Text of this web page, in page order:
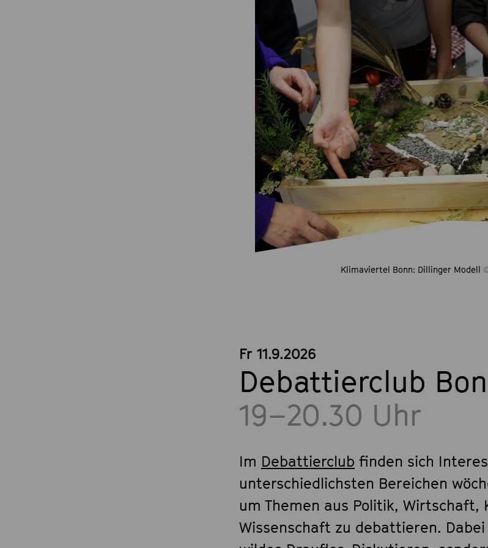
Klimaviertel Bonn: Dillinger Modell
Fr 11.9.2026
Debattierclub
19–20.30 Uhr
Im Debattierclub finden sich
unterschiedlichsten Bereichen
um Themen aus Politik, Wirtschaft,
Wissenschaft zu debattieren.